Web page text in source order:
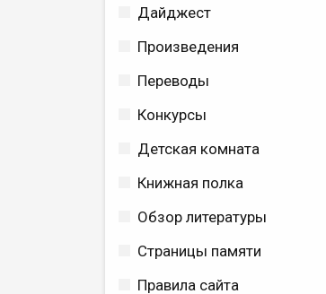
Дайджест
Произведения
Переводы
Конкурсы
Детская комната
Книжная полка
Обзор литературы
Страницы памяти
Правила сайта